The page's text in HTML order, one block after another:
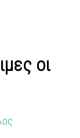
οι